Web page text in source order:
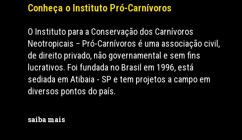
Conheça o Instituto Pró-Carnívoros
O Instituto para a Conservação dos Carnívoros
Neotropicais – Pró-Carnívoros é uma associação civil,
de direito privado, não governamental e sem fins
lucrativos. Foi fundada no Brasil em 1996, está
sediada em Atibaia - SP e tem projetos a campo em
diversos pontos do país.
saiba mais